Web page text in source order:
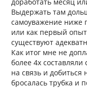
Выдержать там
самоуважение ниже
или как первый
существуют
Как итог мне не
более 4х
на связь и
бросалась трубка и